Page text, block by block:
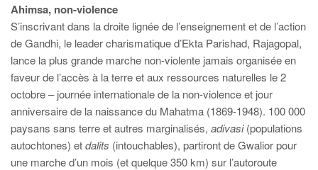
Ahimsa, non-violence
S’inscrivant dans la droite lignée de l’enseignement et de l’action
de Gandhi, le leader charismatique d’Ekta Parishad, Rajagopal,
lance la plus grande marche non-violente jamais organisée en
faveur de l’accès à la terre et aux ressources naturelles le 2
octobre – journée internationale de la non-violence et jour
anniversaire de la naissance du Mahatma (1869-1948). 100 000
paysans sans terre et autres marginalisés, adivasi(populations
autochtones) etdalits (intouchables), partiront de Gwalior pour
une marche d’un mois (et quelque 350 km) sur l’autoroute